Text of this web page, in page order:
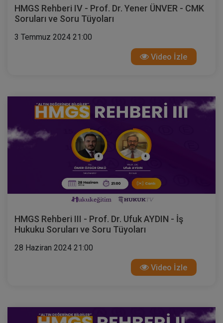
HMGS Rehberi IV - Prof. Dr. Yener ÜNVER - CMK
Soruları ve Soru Tüyoları
3 Temmuz 2024 21:00
Video İzle
HMGS Rehberi III - Prof. Dr. Ufuk AYDIN - İş
Hukuku Soruları ve Soru Tüyoları
28 Haziran 2024 21:00
Video İzle